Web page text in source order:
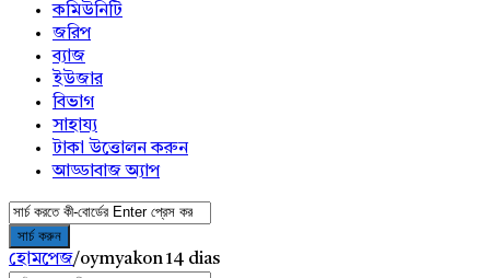
কমিউনিটি
জরিপ
ব্যাজ
ইউজার
বিভাগ
সাহায্য
টাকা উত্তোলন করুন
আড্ডাবাজ অ্যাপ
হোমপেজ/oymyakon 14 dias